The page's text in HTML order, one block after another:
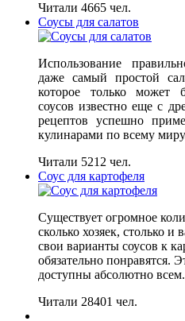
Читали 4665 чел.
Соусы для салатов
Использование
даже самый простой
которое только может
соусов известно еще с
рецептов успешно
кулинарами по всему
Читали 5212 чел.
Соус для картофеля
Существует огромное
сколько хозяек, столько
свои варианты соусов к
обязательно понравятся.
доступны абсолютно всем.
Читали 28401 чел.